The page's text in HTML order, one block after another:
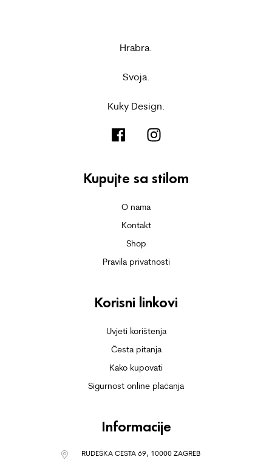
Hrabra.
Svoja.
Kuky Design.
Kupujte sa stilom
O nama
Kontakt
Shop
Pravila privatnosti
Korisni linkovi
Uvjeti korištenja
Česta pitanja
Kako kupovati
Sigurnost online plaćanja
Informacije
RUDEŠKA CESTA 69, 10000 ZAGREB